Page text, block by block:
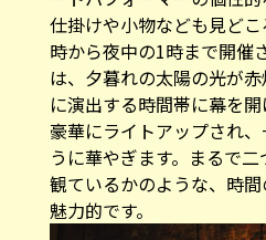
仕掛けや小物なども見ど
時から夜中の1時まで開催
は、夕暮れの太陽の光が
に演出する時間帯に幕を
豪華にライトアップされ
うに華やぎます。まるで
観ているかのような、時
魅力的です。